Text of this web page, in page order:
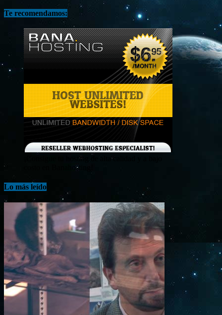
Te recomendamos:
¡Consigue tu hosting de alta calidad y a bajo
costo en Banahosting!
Lo más leído